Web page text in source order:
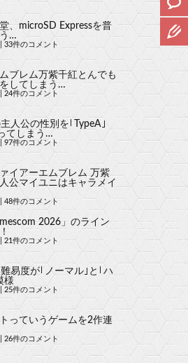
、microSD Expressを普
…
33件のコメント
ブレム万紫千紅とんでも
してしまう…
24件のコメント
人公の性別を｢TypeA｣
てしまう…
97件のコメント
イアーエムブレム 万紫
公マイユニはキャラメイ
48件のコメント
2026」のライン
21件のコメント
易度が｢ノーマル｣と｢ハ
様
25件のコメント
っていうゲームを2作連
26件のコメント